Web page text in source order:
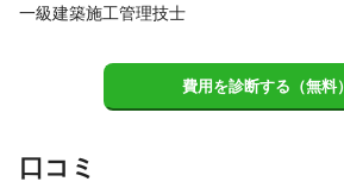
一級建築施工管理技士
費用を診断する（無料）
口コミ